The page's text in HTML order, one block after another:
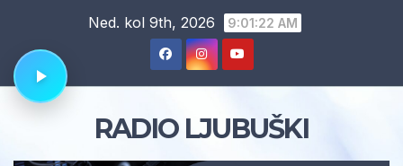
content
Ned. kol 9th, 2026 9:01:23 AM
RADIO LJUBUŠKI